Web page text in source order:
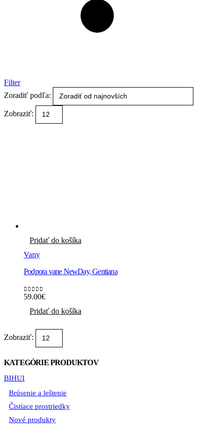
Filter
Zoradiť podľa:
Zobraziť:
Pridať do košíka
Vany
Podpora vane NewDay, Gentiana
0out of 5
59.00€
Pridať do košíka
Zobraziť:
KATEGÓRIE PRODUKTOV
BIHUI
Brúsenie a leštenie
Čistiace prostriedky
Nové produkty